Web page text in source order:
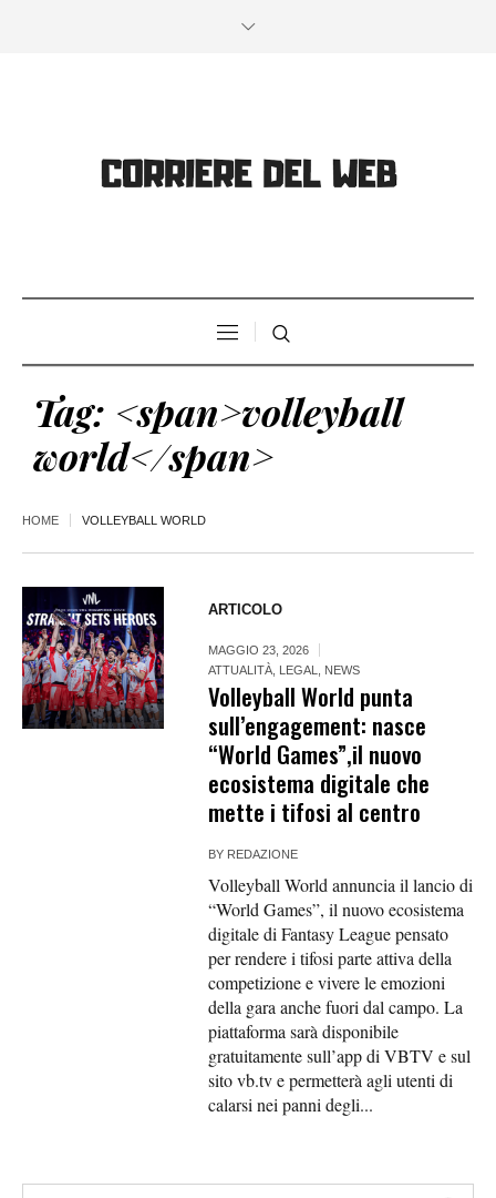
Tag: <span>volleyball
world</span>
HOME VOLLEYBALL WORLD
ARTICOLO
MAGGIO 23, 2026
ATTUALITÀ LEGAL NEWS
Volleyball World punta
sull’engagement: nasce
“World Games”,il nuovo
ecosistema digitale che
mette i tifosi al centro
BY REDAZIONE
Volleyball World annuncia il lancio di
“World Games”, il nuovo ecosistema
digitale di Fantasy League pensato
per rendere i tifosi parte attiva della
competizione e vivere le emozioni
della gara anche fuori dal campo. La
piattaforma sarà disponibile
gratuitamente sull’app di VBTV e sul
sito vb.tv e permetterà agli utenti di
calarsi nei panni degli...